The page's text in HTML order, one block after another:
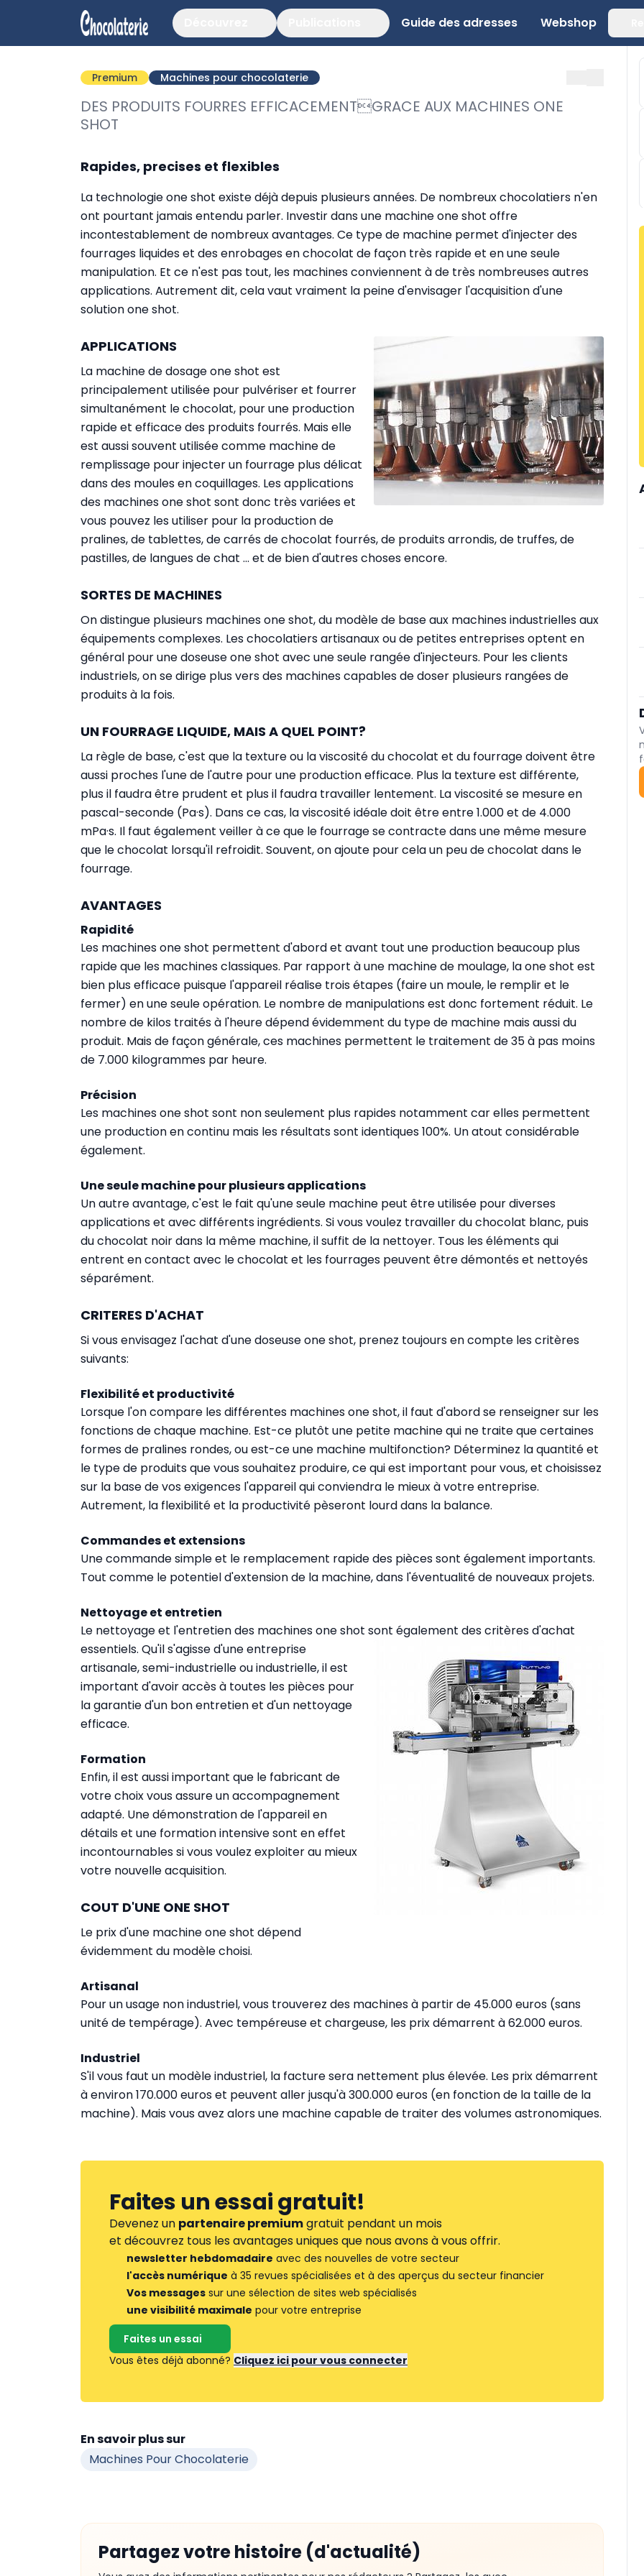
Guide des adresses Webshop
Premium Machines pour chocolaterie
DES PRODUITS FOURRES EFFICACEMENTGRACE AUX MACHINES ONE
SHOT
Rapides, precises et flexibles
La technologie one shot existe déjà depuis plusieurs années. De nombreux chocolatiers n'en
ont pourtant jamais entendu parler. Investir dans une machine one shot offre
incontestablement de nombreux avantages. Ce type de machine permet d'injecter des
fourrages liquides et des enrobages en chocolat de façon très rapide et en une seule
manipulation. Et ce n'est pas tout, les machines conviennent à de très nombreuses autres
applications. Autrement dit, cela vaut vraiment la peine d'envisager l'acquisition d'une
solution one shot.
APPLICATIONS
La machine de dosage one shot est
principalement utilisée pour pulvériser et fourrer
simultanément le chocolat, pour une production
rapide et efficace des produits fourrés. Mais elle
est aussi souvent utilisée comme machine de
remplissage pour injecter un fourrage plus délicat
dans des moules en coquillages. Les applications
des machines one shot sont donc très variées et
vous pouvez les utiliser pour la production de
pralines, de tablettes, de carrés de chocolat fourrés, de produits arrondis, de truffes, de
pastilles, de langues de chat ... et de bien d'autres choses encore.
SORTES DE MACHINES
On distingue plusieurs machines one shot, du modèle de base aux machines industrielles aux
équipements complexes. Les chocolatiers artisanaux ou de petites entreprises optent en
général pour une doseuse one shot avec une seule rangée d'injecteurs. Pour les clients
industriels, on se dirige plus vers des machines capables de doser plusieurs rangées de
produits à la fois.
UN FOURRAGE LIQUIDE, MAIS A QUEL POINT?
La règle de base, c'est que la texture ou la viscosité du chocolat et du fourrage doivent être
aussi proches l'une de l'autre pour une production efficace. Plus la texture est différente,
plus il faudra être prudent et plus il faudra travailler lentement. La viscosité se mesure en
pascal-seconde (Pa·s). Dans ce cas, la viscosité idéale doit être entre 1.000 et de 4.000
mPa·s. Il faut également veiller à ce que le fourrage se contracte dans une même mesure
que le chocolat lorsqu'il refroidit. Souvent, on ajoute pour cela un peu de chocolat dans le
fourrage.
AVANTAGES
Rapidité
Les machines one shot permettent d'abord et avant tout une production beaucoup plus
rapide que les machines classiques. Par rapport à une machine de moulage, la one shot est
bien plus efficace puisque l'appareil réalise trois étapes (faire un moule, le remplir et le
fermer) en une seule opération. Le nombre de manipulations est donc fortement réduit. Le
nombre de kilos traités à l'heure dépend évidemment du type de machine mais aussi du
produit. Mais de façon générale, ces machines permettent le traitement de 35 à pas moins
de 7.000 kilogrammes par heure.
Précision
Les machines one shot sont non seulement plus rapides notamment car elles permettent
une production en continu mais les résultats sont identiques 100%. Un atout considérable
également.
Une seule machine pour plusieurs applications
Un autre avantage, c'est le fait qu'une seule machine peut être utilisée pour diverses
applications et avec différents ingrédients. Si vous voulez travailler du chocolat blanc, puis
du chocolat noir dans la même machine, il suffit de la nettoyer. Tous les éléments qui
entrent en contact avec le chocolat et les fourrages peuvent être démontés et nettoyés
séparément.
CRITERES D'ACHAT
Si vous envisagez l'achat d'une doseuse one shot, prenez toujours en compte les critères
suivants:
Flexibilité et productivité
Lorsque l'on compare les différentes machines one shot, il faut d'abord se renseigner sur les
fonctions de chaque machine. Est-ce plutôt une petite machine qui ne traite que certaines
formes de pralines rondes, ou est-ce une machine multifonction? Déterminez la quantité et
le type de produits que vous souhaitez produire, ce qui est important pour vous, et choisissez
sur la base de vos exigences l'appareil qui conviendra le mieux à votre entreprise.
Autrement, la flexibilité et la productivité pèseront lourd dans la balance.
Commandes et extensions
Une commande simple et le remplacement rapide des pièces sont également importants.
Tout comme le potentiel d'extension de la machine, dans l'éventualité de nouveaux projets.
Nettoyage et entretien
Le nettoyage et l'entretien des machines one shot sont également des critères d'achat
essentiels. Qu'il s'agisse d'une entreprise
artisanale, semi-industrielle ou industrielle, il est
important d'avoir accès à toutes les pièces pour
la garantie d'un bon entretien et d'un nettoyage
efficace.
Formation
Enfin, il est aussi important que le fabricant de
votre choix vous assure un accompagnement
adapté. Une démonstration de l'appareil en
détails et une formation intensive sont en effet
incontournables si vous voulez exploiter au mieux
votre nouvelle acquisition.
COUT D'UNE ONE SHOT
Le prix d'une machine one shot dépend
évidemment du modèle choisi.
Artisanal
Pour un usage non industriel, vous trouverez des machines à partir de 45.000 euros (sans
unité de tempérage). Avec tempéreuse et chargeuse, les prix démarrent à 62.000 euros.
Industriel
S'il vous faut un modèle industriel, la facture sera nettement plus élevée. Les prix démarrent
à environ 170.000 euros et peuvent aller jusqu'à 300.000 euros (en fonction de la taille de la
machine). Mais vous avez alors une machine capable de traiter des volumes astronomiques.
Faites un essaigratuit!
Devenez un partenaire premiumgratuit pendant un mois
et découvrez tous les avantages uniques que nous avons à vous offrir.
newsletter hebdomadaire avec des nouvelles de votre secteur
l'accès numérique à 35 revues spécialisées et à des aperçus du secteur financier
Vos messages sur une sélection de sites web spécialisés
une visibilité maximale pour votre entreprise
Faites un essai
Vous êtes déjà abonné? Cliquez ici pour vous connecter
En savoir plus sur
Machines Pour Chocolaterie
Partagez votre histoire (d'actualité)